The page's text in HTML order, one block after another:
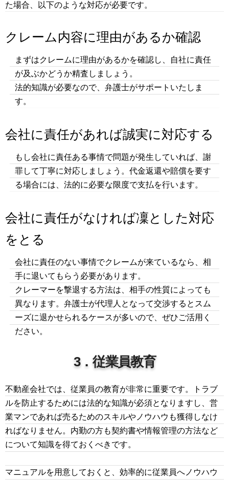
た場合、以下のような対応が必要です。
クレーム内容に理由があるか確認
まずはクレームに理由があるかを確認し、自社に責任
が及ぶかどうか精査しましょう。
法的知識が必要なので、弁護士がサポートいたしま
す。
会社に責任があれば誠実に対応する
もし会社に責任ある事情で問題が発生していれば、謝
罪して丁寧に対応しましょう。代金返還や賠償を要す
る場合には、法的に必要な限度で支払を行います。
会社に責任がなければ凜とした対応
をとる
会社に責任のない事情でクレームが来ているなら、相
手に退いてもらう必要があります。
クレーマーを撃退する方法は、相手の性質によっても
異なります。弁護士が代理人となって交渉するとスム
ーズに退かせられるケースが多いので、ぜひご活用く
ださい。
3．従業員教育
不動産会社では、従業員の教育が非常に重要です。トラブ
ルを防止するためには法的な知識が必須となりますし、営
業マンであれば売るためのスキルやノウハウも獲得しなけ
ればなりません。内勤の方も契約書や情報管理の方法など
について知識を得ておくべきです。
マニュアルを用意しておくと、効率的に従業員へノウハウ